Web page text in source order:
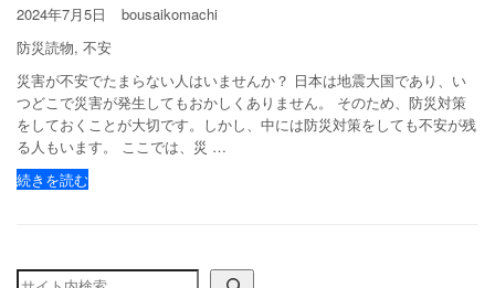
2024年7月5日
bousaikomachi
防災読物, 不安
災害が不安でたまらない人はいませんか？ 日本は地震大国であり、い
つどこで災害が発生してもおかしくありません。 そのため、防災対策
をしておくことが大切です。しかし、中には防災対策をしても不安が残
る人もいます。 ここでは、災 …
続きを読む
検索